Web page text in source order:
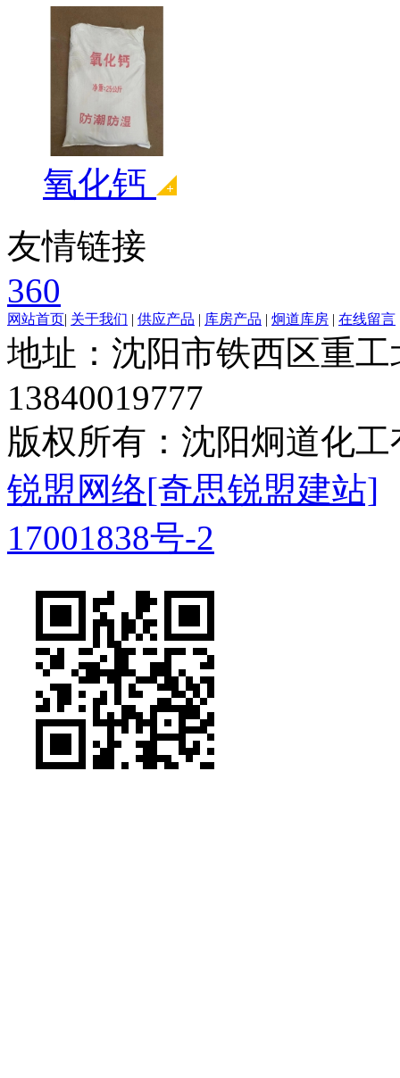
氧化钙
友情链接
360
网站首页| 关于我们 | 供应产品 | 库房产品 | 炯道库房 | 在线留言
地址：沈阳市铁西区重
13840019777
版权所有：沈阳炯道
锐盟网络[奇思锐盟建站]
17001838号-2